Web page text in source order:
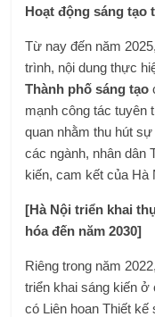
Hoạt động sáng tạo
Từ nay đến năm
trình, nội dung thực
Thành phố sáng tạo
mạnh công tác tuyên
quan nhằm thu hút
các ngành, nhân dân
kiến, cam kết của Hà
[Hà Nội triển khai
hóa đến năm 2030]
Riêng trong năm
triển khai sáng kiến ​​ở
có Liên hoan Thiết kế